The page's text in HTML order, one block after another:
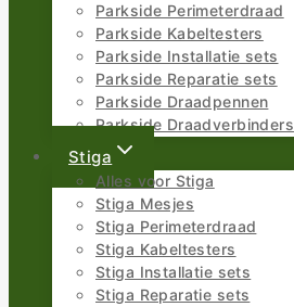
Parkside Perimeterdraad
Parkside Kabeltesters
Parkside Installatie sets
Parkside Reparatie sets
Parkside Draadpennen
Parkside Draadverbinders
Stiga
Alles voor Stiga
Stiga Mesjes
Stiga Perimeterdraad
Stiga Kabeltesters
Stiga Installatie sets
Stiga Reparatie sets